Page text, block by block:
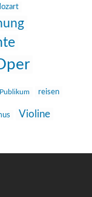
Publikum reisen
Violine